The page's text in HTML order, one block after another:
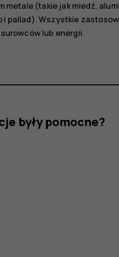
metale (takie jak miedź,
i pallad). Wszystkie
lub energii.
były pomocne?